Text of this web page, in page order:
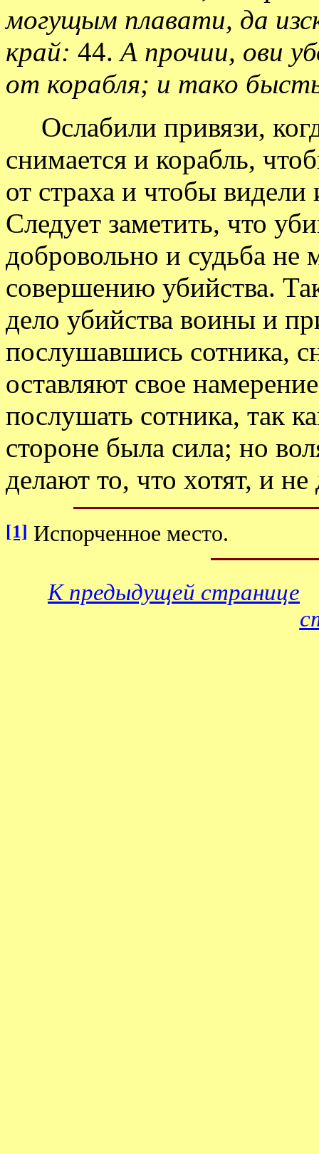
могущым плавати, да
край: 44.А прочии, ови
от корабля; и тако
Ослабили привязи,
снимается и корабль,
от страха и чтобы видели
Следует заметить, что
добровольно и судьба не
совершению убийства.
дело убийства воины и
послушавшись сотника,
оставляют свое
послушать сотника, так
стороне была сила; но
делают то, что хотят, и не
[1] Испорченное место.
К предыдущей странице